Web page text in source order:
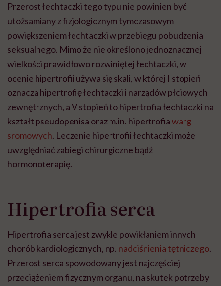
Przerost łechtaczki tego typu nie powinien być
utożsamiany z fizjologicznym tymczasowym
powiększeniem łechtaczki w przebiegu pobudzenia
seksualnego. Mimo że nie określono jednoznacznej
wielkości prawidłowo rozwiniętej łechtaczki, w
ocenie hipertrofii używa się skali, w której I stopień
oznacza hipertrofię łechtaczki i narządów płciowych
zewnętrznych, a V stopień to hipertrofia łechtaczki na
kształt pseudopenisa oraz m.in. hipertrofiawarg
sromowych. Leczenie hipertrofii łechtaczki może
uwzględniać zabiegi chirurgiczne bądź
hormonoterapię.
Hipertrofia serca
Hipertrofia serca jest zwykle powikłaniem innych
chorób kardiologicznych, np. nadciśnienia tętniczego.
Przerost serca spowodowany jest najczęściej
przeciążeniem fizycznym organu, na skutek potrzeby